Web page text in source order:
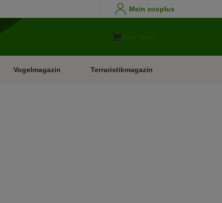
Mein zooplus
Vogelmagazin Terraristikmagazin